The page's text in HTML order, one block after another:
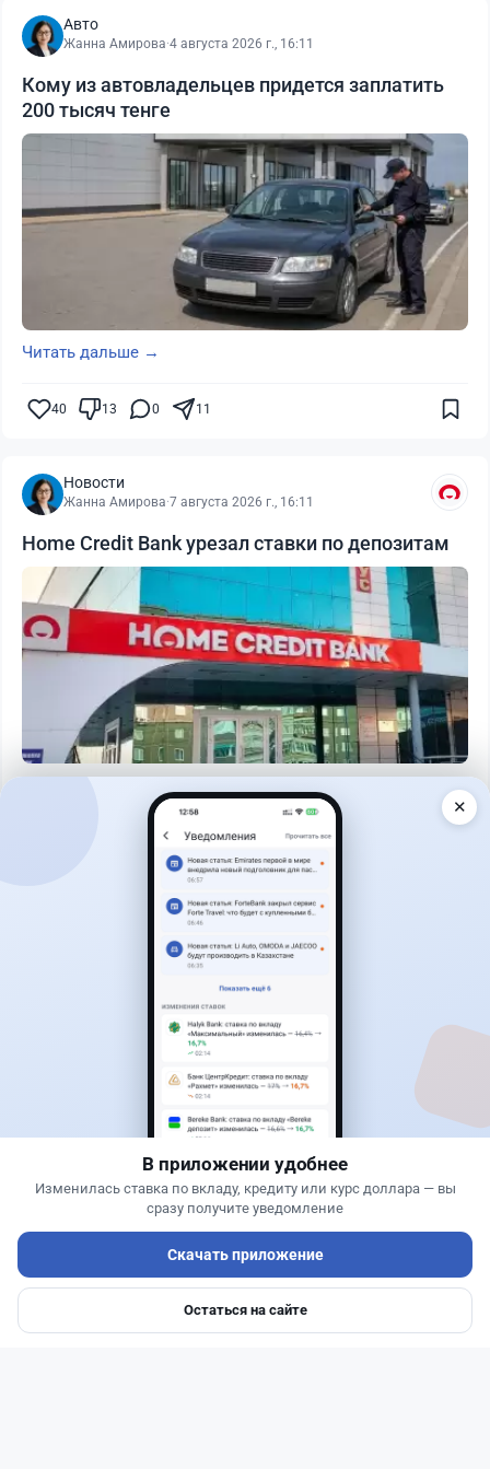
Авто
Жанна Амирова·4 августа 2026 г., 16:11
Кому из автовладельцев придется заплатить
200 тысяч тенге
Читать дальше →
40 13 0 11
Новости
Жанна Амирова·7 августа 2026 г., 16:11
Home Credit Bank урезал ставки по депозитам
23
больше не окупается
Ипотеки Авто
✕
В приложении удобнее
Изменилась ставка по вкладу, кредиту или курс доллара — вы
сразу получите уведомление
Скачать приложение
Остаться на сайте